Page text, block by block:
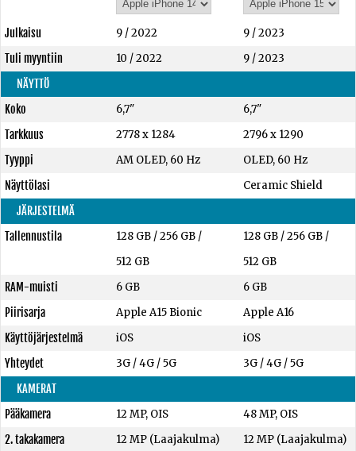
Julkaisu 9 / 2022
9 / 2023
Tuli myyntiin
10 / 2022
9 / 2023
NÄYTTÖ
Koko
6,7"
6,7"
Tarkkuus
2778 x 1284
2796 x 1290
Tyyppi
AM OLED, 60 Hz
OLED, 60 Hz
Näyttölasi
Ceramic Shield
JÄRJESTELMÄ
Tallennustila
128 GB/256 GB/
512 GB
128 GB /256 GB /
512 GB
RAM-muisti
6 GB
6 GB
Piirisarja
Apple A15 Bionic
Apple A16
Käyttöjärjestelmä
iOS
iOS
Yhteydet
3G / 4G / 5G
3G / 4G / 5G
KAMERAT
Pääkamera
12 MP, OIS
48 MP, OIS
2. takakamera
12 MP (Laajakulma)
12 MP (Laajakulma)